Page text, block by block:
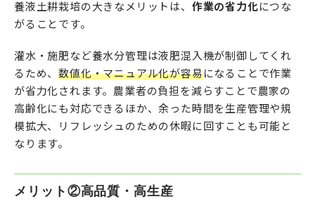
養液土耕栽培の大きなメリットは、 作業の省力化につな
がることです。
灌水・施肥など養水分管理は液肥混入機が制御してくれ
るため、数値化・マニュアル化が容易になることで作業
が省力化されます。農業者の負担を減らすことで農家の
高齢化にも対応できるほか、余った時間を生産管理や規
模拡大、リフレッシュのための休暇に回すことも可能と
なります。
メリット②高品質・高生産